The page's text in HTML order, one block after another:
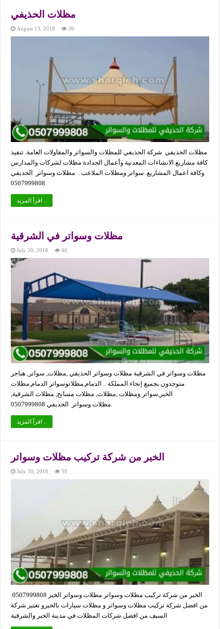
مظلات الحذيفي
August 13, 2018 30
مظلات الحذيفي شركة الحذيفي للمظلات والسواتر والمقاولات العامة. تنفيذ
كافة مشاريع الانشاءات المعدنية وأعمال الحدادة مظلات لشركات والمدارس
وكافة اعمال المشاريع. سواتر ومظلات الملاعب . مظلات وسواتر الحذيفي
مظلات وسواتر في الشرقية
July 30, 2018 46
مظلات وسواتر في الشرقية مظلات وسواتر الحذيفي ,مظلات, سواتر, هناجر
متوجدون بجميع إنحاء المملكة .. الدمام,مظلاتوسواتر الدمام,مظلات
الخبر,سواتر ومظلات ,مظلات, مظلات مسابح, مظلات الشرقية,
مظلات وسواتر الحذيفي 0507999808.
اقرأ المزيد ..
الخبر من شركة تركيب مظلات وسواتر
July 30, 2018 30
الخبر من شركة تركيب مظلات وسواتر مظلات وسواتر الخبر 0507999808.
من افضل شركة تركيب مظلات وسواتر و مظلات سيارات بالخبرو تعتبر شركة
السيف من افضل شركات المظلات في مدينة الخبر والشرقية